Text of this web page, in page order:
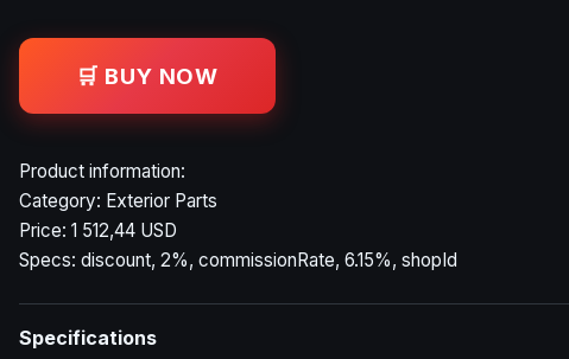
🛒 BUY NOW
Product information:
Category: Exterior Parts
Price: 1 512,44 USD
Specs: discount, 2%, commissionRate, 6.15%, shopId
Specifications